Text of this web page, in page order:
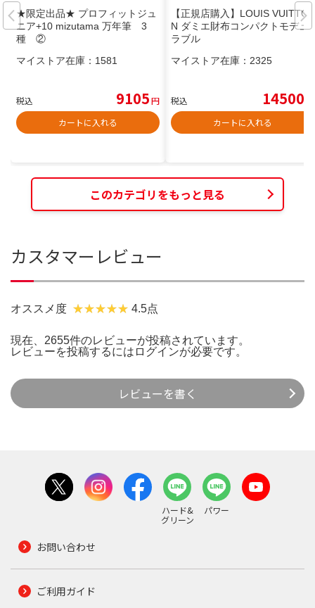
★限定出品★ プロフィットジュ
ニア+10 mizutama 万年筆 3
種 ②
マイストア在庫： 1581
税込 9105円
カートに入れる
【正規店購入】LOUIS VUITTO
N ダミエ財布コンパクトモデュ
ラブル
マイストア在庫： 2325
税込 14500
カートに入れる
このカテゴリをもっと見る
カスタマーレビュー
オススメ度 4.5点
現在、2655件のレビューが投稿されています。
レビューを投稿するには ログインが必要です。
レビューを書く
ハード&
グリーン
パワー
お問い合わせ
ご利用ガイド